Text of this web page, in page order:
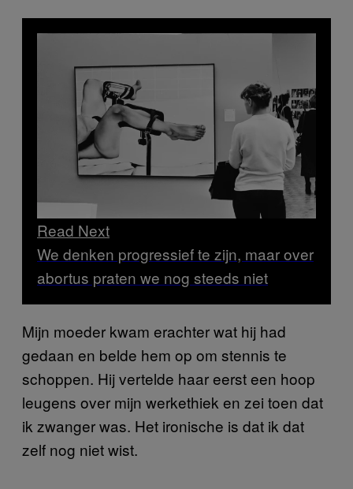
Read Next
We denken progressief te zijn, maar over
abortus praten we nog steeds niet
Mijn moeder kwam erachter wat hij had
gedaan en belde hem op om stennis te
schoppen. Hij vertelde haar eerst een hoop
leugens over mijn werkethiek en zei toen dat
ik zwanger was. Het ironische is dat ik dat
zelf nog niet wist.